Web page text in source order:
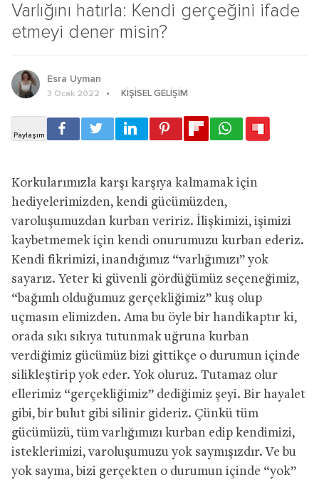
Varlığını hatırla: Kendi gerçeğini ifade
etmeyi dener misin?
Esra Uyman
3 Ocak 2022 KIŞISEL GELIŞIM
Korkularımızla karşı karşıya kalmamak için
hediyelerimizden, kendi gücümüzden,
varoluşumuzdan kurban veririz. İlişkimizi, işimizi
kaybetmemek için kendi onurumuzu kurban ederiz.
Kendi fikrimizi, inandığımız “varlığımızı” yok
sayarız. Yeter ki güvenli gördüğümüz seçeneğimiz,
“bağımlı olduğumuz gerçekliğimiz” kuş olup
uçmasın elimizden. Ama bu öyle bir handikaptır ki,
orada sıkı sıkıya tutunmak uğruna kurban
verdiğimiz gücümüz bizi gittikçe o durumun içinde
silikleştirip yok eder. Yok oluruz. Tutamaz olur
ellerimiz “gerçekliğimiz” dediğimiz şeyi. Bir hayalet
gibi, bir bulut gibi silinir gideriz. Çünkü tüm
gücümüzü, tüm varlığımızı kurban edip kendimizi,
isteklerimizi, varoluşumuzu yok saymışızdır. Ve bu
yok sayma, bizi gerçekten o durumun içinde “yok”